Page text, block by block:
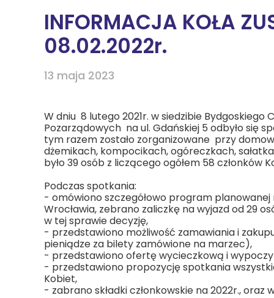
13 maja 2023
INFORMACJA KOŁA
08.02.2022r.
W dniu 8 lutego 2021r. w siedzibie
Pozarządowych na ul. Gdańskiej 5 odbyło się
tym razem zostało zorganizowane przy
dżemikach, kompocikach, ogóreczkach,
było 39 osób z liczącego ogółem 58 członków
Podczas spotkania:
- omówiono szczegółowo program planowanej
Wrocławia, zebrano zaliczkę na wyjazd od 29
w tej sprawie decyzję,
- przedstawiono możliwość zamawiania i
pieniądze za bilety zamówione na marzec),
- przedstawiono ofertę wycieczkową i
- przedstawiono propozycję spotkania
Kobiet,
- zabrano składki członkowskie na 2022r., oraz